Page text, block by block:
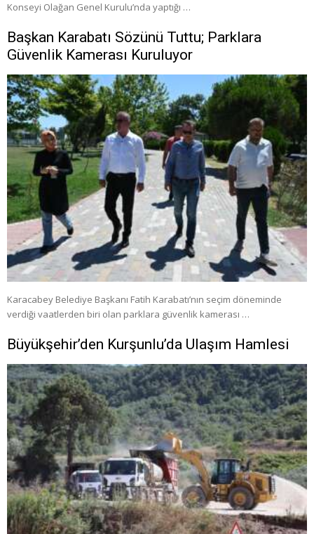
Konseyi Olağan Genel Kurulu’nda yaptığı …
Başkan Karabatı Sözünü Tuttu; Parklara
Güvenlik Kamerası Kuruluyor
Karacabey Belediye Başkanı Fatih Karabatı’nın seçim döneminde
verdiği vaatlerden biri olan parklara güvenlik kamerası …
Büyükşehir’den Kurşunlu’da Ulaşım Hamlesi